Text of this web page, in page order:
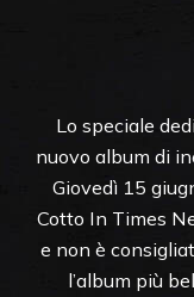
Lo speciale
nuovo album di
Giovedì 15
Cotto In Times
e non è
l’album più